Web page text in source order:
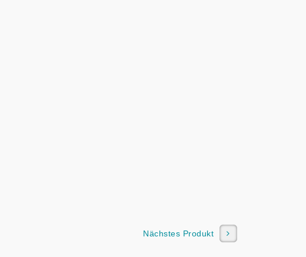
Nächstes Produkt